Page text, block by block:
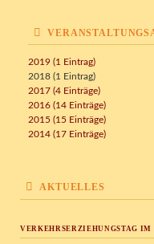
2019 (1 Eintrag)
2018 (1 Eintrag)
2017 (4 Einträge)
2016 (14 Einträge)
2015 (15 Einträge)
2014 (17 Einträge)
AKTUELLES
VERKEHRSERZIEHUNGSTAG IM